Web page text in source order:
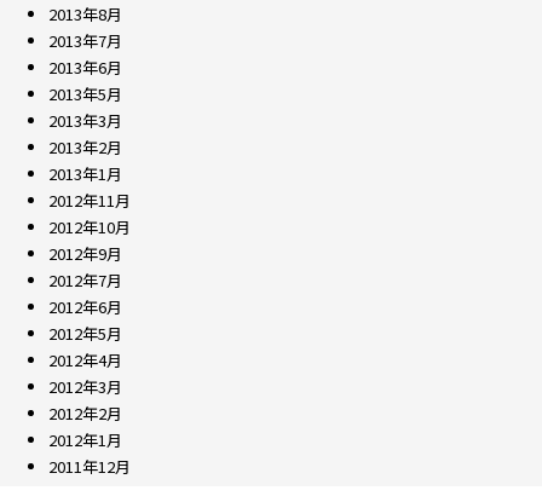
2013年8月
2013年7月
2013年6月
2013年5月
2013年3月
2013年2月
2013年1月
2012年11月
2012年10月
2012年9月
2012年7月
2012年6月
2012年5月
2012年4月
2012年3月
2012年2月
2012年1月
2011年12月